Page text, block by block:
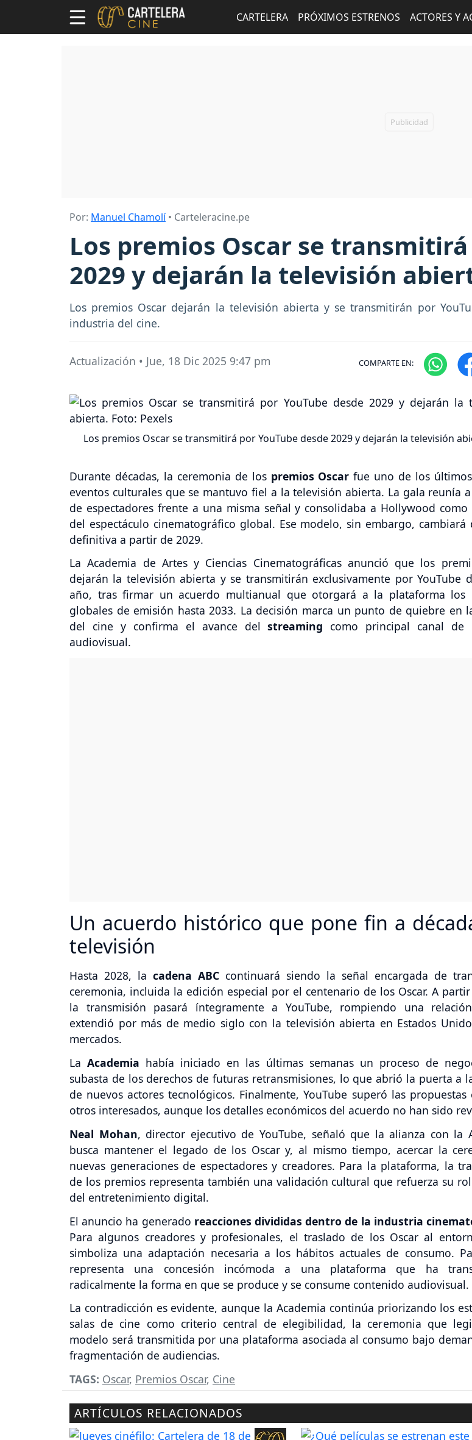
CARTELERA PRÓXIMOS ESTRENOS ACTORES Y
Por: Manuel Chamolí• Carteleracine.pe
Los premios Oscar se
2029 y dejarán la televisión
Los premios Oscar dejarán la televisión abierta y se transmitirán por
industria del cine.
Actualización • Jue, 18 Dic 2025 9:47 pm COMPARTE EN:
Los premios Oscar se transmitirá por YouTube desde 2029 y dejarán la televisión
Durante décadas, la ceremonia de los premios Oscarfue uno de los
eventos culturales que se mantuvo fiel a la televisión abierta. La gala reunía
de espectadores frente a una misma señal y consolidaba a Hollywood
del espectáculo cinematográfico global. Ese modelo, sin embargo, cambiará
definitiva a partir de 2029.
La Academia de Artes y Ciencias Cinematográficas anunció que los
dejarán la televisión abierta y se transmitirán exclusivamente por YouTube
año, tras firmar un acuerdo multianual que otorgará a la plataforma los
globales de emisión hasta 2033. La decisión marca un punto de quiebre en
del cine y confirma el avance delstreaming como principal canal de
audiovisual.
Un acuerdo histórico que pone fin a
televisión
Hasta 2028, la cadena ABC continuará siendo la señal encargada de
ceremonia, incluida la edición especial por el centenario de los Oscar. A
la transmisión pasará íntegramente a YouTube, rompiendo una
extendió por más de medio siglo con la televisión abierta en Estados
mercados.
LaAcademia había iniciado en las últimas semanas un proceso de
subasta de los derechos de futuras retransmisiones, lo que abrió la puerta a
de nuevos actores tecnológicos. Finalmente, YouTube superó las propuestas
otros interesados, aunque los detalles económicos del acuerdo no han sido
Neal Mohan, director ejecutivo de YouTube, señaló que la alianza con la
busca mantener el legado de los Oscar y, al mismo tiempo, acercar la
nuevas generaciones de espectadores y creadores. Para la plataforma, la
de los premios representa también una validación cultural que refuerza su
del entretenimiento digital.
El anuncio ha generado reacciones divididas dentro de la industria
Para algunos creadores y profesionales, el traslado de los Oscar al
simboliza una adaptación necesaria a los hábitos actuales de consumo.
representa una concesión incómoda a una plataforma que ha
radicalmente la forma en que se produce y se consume contenido audiovisual.
La contradicción es evidente, aunque la Academia continúa priorizando los
salas de cine como criterio central de elegibilidad, la ceremonia que
modelo será transmitida por una plataforma asociada al consumo bajo
fragmentación de audiencias.
TAGS: Oscar, Premios Oscar, Cine
ARTÍCULOS RELACIONADOS